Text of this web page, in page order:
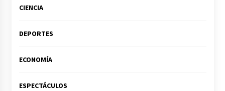
CIENCIA
DEPORTES
ECONOMÍA
ESPECTÁCULOS